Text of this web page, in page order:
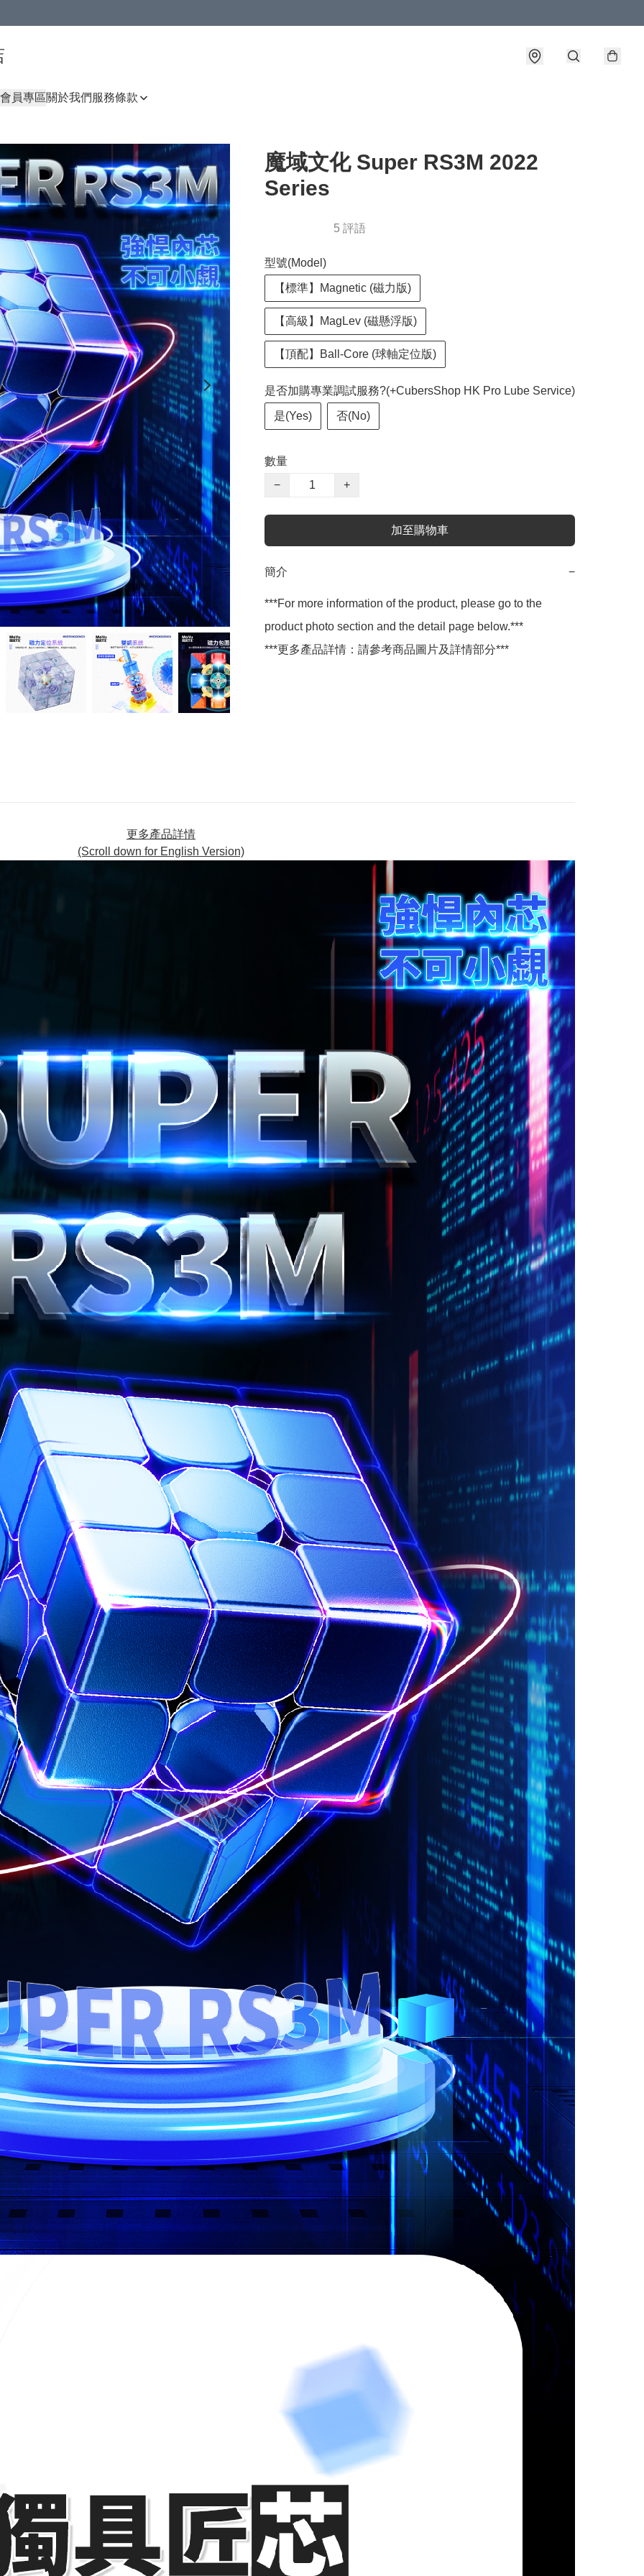
會員專區關於我們 服務條款
魔域文化 Super RS3M 2022
Series
5 評語
型號(Model)
【標準】Magnetic (磁力版)
【高級】MagLev (磁懸浮版)
【頂配】Ball-Core (球軸定位版)
是否加購專業調試服務?(+CubersShop HK Pro Lube Service)
是(Yes) 否(No)
數量
−
+
加至購物車
簡介 −
***For more information of the product, please go to the
product photo section and the detail page below.***
***更多產品詳情：請參考商品圖片及詳情部分***
更多產品詳情
(Scroll down for English Version)